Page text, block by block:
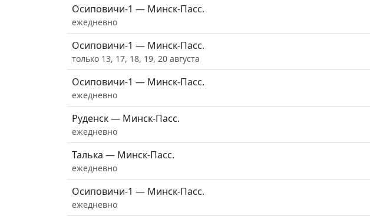
Осиповичи-1 — Минск-Пасс.
ежедневно
Осиповичи-1 — Минск-Пасс.
только 13, 17, 18, 19, 20 августа
Осиповичи-1 — Минск-Пасс.
ежедневно
Руденск — Минск-Пасс.
ежедневно
Талька — Минск-Пасс.
ежедневно
Осиповичи-1 — Минск-Пасс.
ежедневно